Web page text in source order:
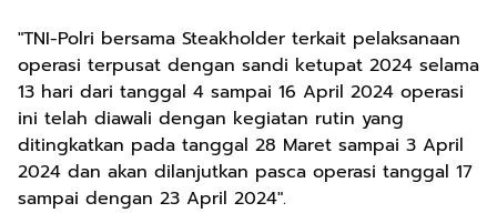
"TNI-Polri bersama Steakholder terkait pelaksanaan
operasi terpusat dengan sandi ketupat 2024 selama
13 hari dari tanggal 4 sampai 16 April 2024 operasi
ini telah diawali dengan kegiatan rutin yang
ditingkatkan pada tanggal 28 Maret sampai 3 April
2024 dan akan dilanjutkan pasca operasi tanggal 17
sampai dengan 23 April 2024".